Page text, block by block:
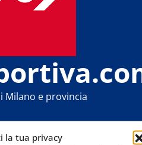
la tua privacy
Milano e provincia